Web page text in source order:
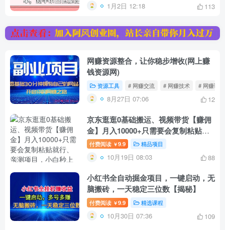
1月2日 12:18 113
网赚资源整合，让你稳步增收(网上赚
钱资源网)
资源工具 # 网赚交流 # 网赚技术 # 网赚论坛
8月27日 07:06 12
京东逛逛0基础搬运、视频带货【赚佣
金】月入10000+只需要会复制粘贴就
行、亲测项目，小白秒上手。
付费阅读 ￥9.9 精品项目
10月19日 08:03 88
小红书全自动掘金项目，一键启动，无
脑搬砖，一天稳定三位数【揭秘】
付费阅读 ￥9.9 精选课程
10月30日 07:36 109